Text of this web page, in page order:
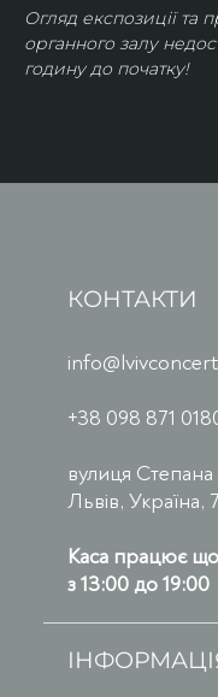
Огляд експозиції та
органного залу
годину до початку!
КОНТАКТИ
+38 098 871
вулиця
Львів, Україна,
Каса працює
з 13:00 до 19:00